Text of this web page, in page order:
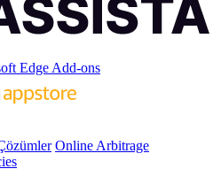
Online Arbitrage